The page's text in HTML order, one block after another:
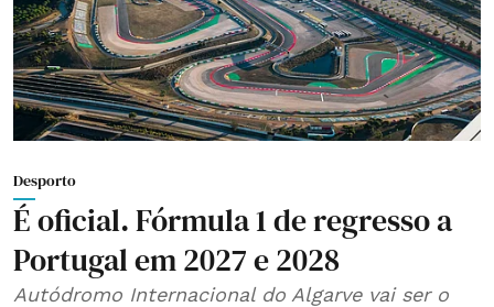
Desporto
É oficial. Fórmula 1 de regresso a
Portugal em 2027 e 2028
Autódromo Internacional do Algarve vai ser o